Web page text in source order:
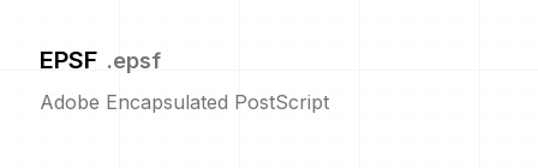
EPSF .epsf
Adobe Encapsulated PostScript